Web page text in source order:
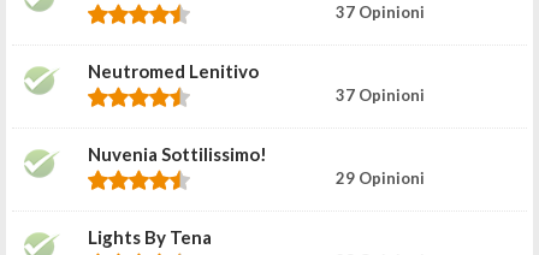
37 Opinioni
Neutromed Lenitivo
37 Opinioni
Nuvenia Sottilissimo!
29 Opinioni
Lights By Tena